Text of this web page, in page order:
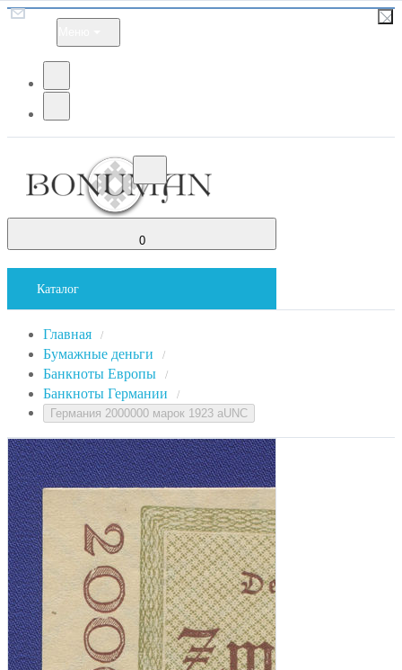
0
Каталог
Главная /
Бумажные деньги /
Банкноты Европы /
Банкноты Германии /
Германия 2000000 марок 1923 aUNC